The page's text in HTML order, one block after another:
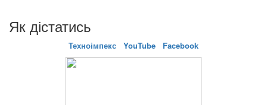
Як дістатись
Техноімпекс YouTube Facebook